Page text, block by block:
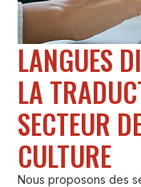
LANGUES
LA
SECTEUR
CULTURE
Nous proposons des